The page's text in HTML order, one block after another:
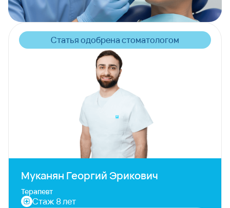
Статья одобрена стоматологом
Муканян Георгий Эрикович
Терапевт
Стаж 8 лет